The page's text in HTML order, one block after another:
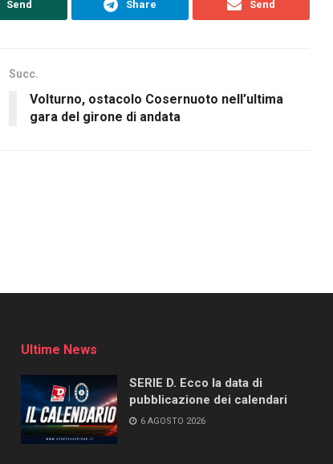
Send Share Send
Succ.
Volturno, ostacolo Cosernuoto nell’ultima
gara del girone di andata
Ultime News
SERIE D. Ecco la data di
pubblicazione dei calendari
6 AGOSTO 2026